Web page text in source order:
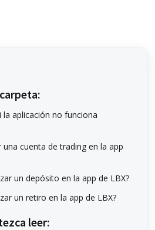
la aplicación no funciona
cuenta de trading en la app
un depósito en la app de LBX?
un retiro en la app de LBX?
leer: